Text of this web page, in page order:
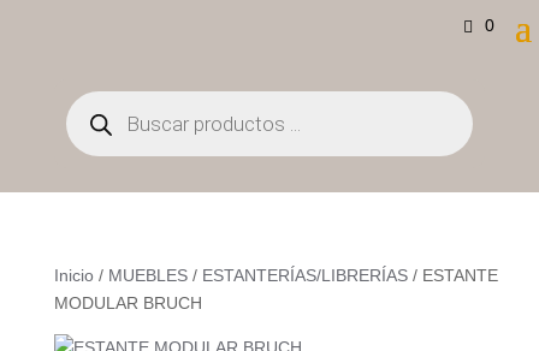
0
Búsqueda
de
productos
Inicio/ MUEBLES/ ESTANTERÍAS/LIBRERÍAS/ ESTANTE
MODULAR BRUCH